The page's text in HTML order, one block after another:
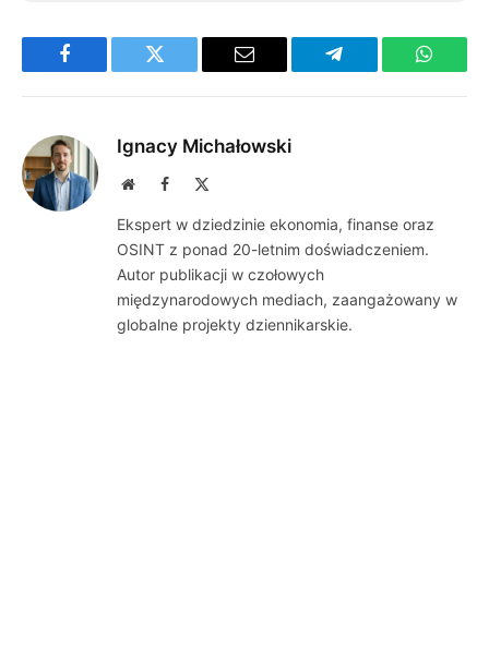
Facebook Twitter Email Telegram
Ignacy Michałowski
WebsiteFacebook
Ekspert w dziedzinie ekonomia, finanse oraz
OSINT z ponad 20-letnim doświadczeniem.
Autor publikacji w czołowych
międzynarodowych mediach, zaangażowany w
globalne projekty dziennikarskie.